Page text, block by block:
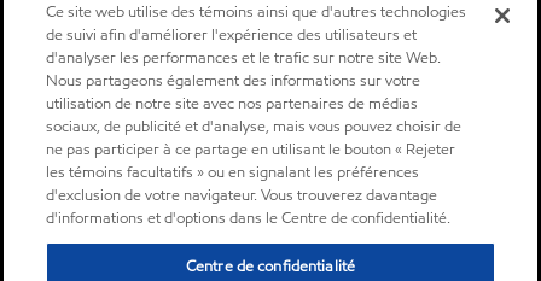
Ce site web utilise des témoins ainsi que d'autres technologies
de suivi afin d'améliorer l'expérience des utilisateurs et
d'analyser les performances et le trafic sur notre site Web.
Nous partageons également des informations sur votre
utilisation de notre site avec nos partenaires de médias
sociaux, de publicité et d'analyse, mais vous pouvez choisir de
ne pas participer à ce partage en utilisant le bouton « Rejeter
les témoins facultatifs » ou en signalant les préférences
d'exclusion de votre navigateur. Vous trouverez davantage
d'informations et d'options dans le Centre de confidentialité.
Centre de confidentialité